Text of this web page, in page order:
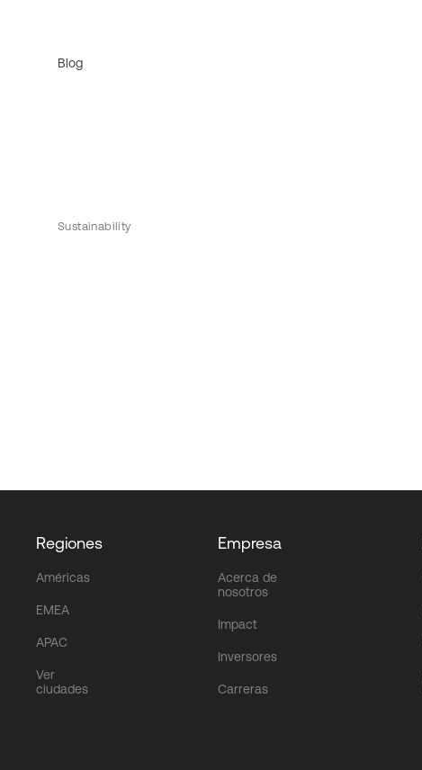
Blog
Sustainability
Regiones
Américas
EMEA
APAC
Ver
ciudades
Empresa
Acerca de
nosotros
Impact
Inversores
Carreras